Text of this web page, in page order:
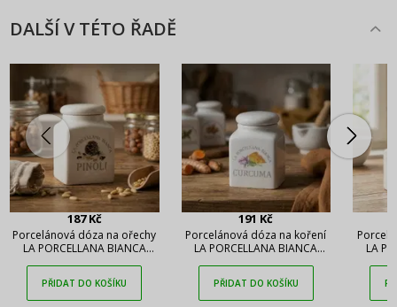
DALŠÍ V TÉTO ŘADĚ
187 Kč
Porcelánová dóza na ořechy
LA PORCELLANA BIANCA
PŘIDAT DO KOŠÍKU
191 Kč
Porcelánová dóza na koření
LA PORCELLANA BIANCA
PŘIDAT DO KOŠÍKU
LA